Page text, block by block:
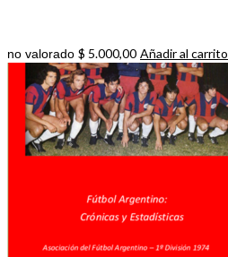
no valorado $ 5.000,00 Añadir al carrito